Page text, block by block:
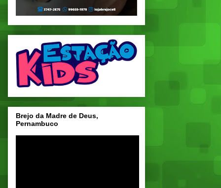
Brejo da Madre de Deus,
Pernambuco